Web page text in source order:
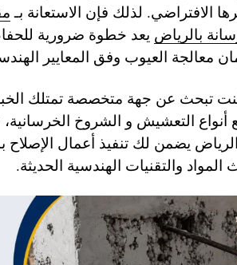
الافتراضي. لذلك فإن الاستعانة بـ
بالرياض يعد خطوة ضرورية
معالجة العيوب وفق المعايير
تبحث عن جهة متخصصة تمتلك
أنواع التعشيش و الشروخ
يضمن لك تنفيذ أعمال الإصلاح
المواد والتقنيات الهندسية الحديثة.